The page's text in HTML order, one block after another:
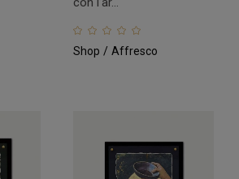
Shop Affresco